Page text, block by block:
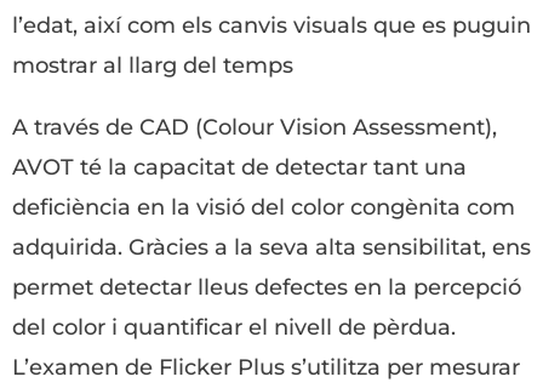
l’edat, així com els canvis visuals que es puguin
mostrar al llarg del temps
A través de CAD (Colour Vision Assessment),
AVOT té la capacitat de detectar tant una
deficiència en la visió del color congènita com
adquirida. Gràcies a la seva alta sensibilitat, ens
permet detectar lleus defectes en la percepció
del color i quantificar el nivell de pèrdua.
L’examen de Flicker Plus s’utilitza per mesurar